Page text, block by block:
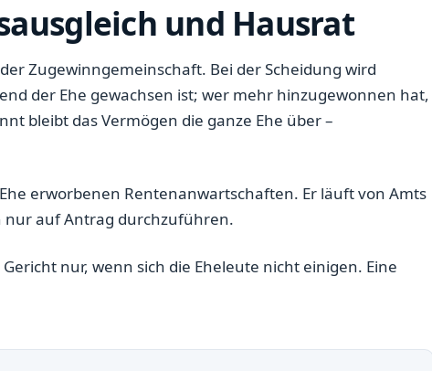
und Hausrat
Zugewinngemeinschaft. Bei der Scheidung wird
der Ehe gewachsen ist; wer mehr hinzugewonnen hat,
bleibt das Vermögen die ganze Ehe über –
erworbenen Rentenanwartschaften. Er läuft von Amts
nur auf Antrag durchzuführen.
nur, wenn sich die Eheleute nicht einigen. Eine